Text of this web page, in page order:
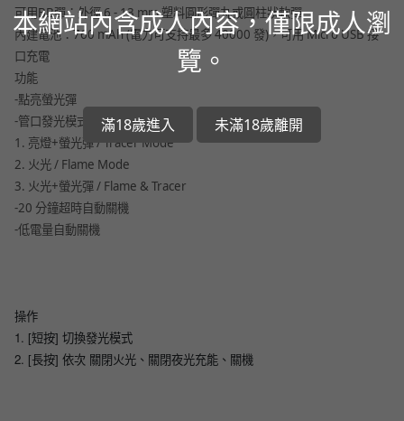
可用BB彈：外徑 6 - 13 mm 塑料圓形彈丸或圓柱狀軟彈
內建電池：760 mAh (電力可支持最多 40000 發)，可用 Micro USB 接
口充電
功能
-點亮螢光彈
-管口發光模式
1. 亮燈+螢光彈 / Tracer Mode
2. 火光 / Flame Mode
3. 火光+螢光彈 / Flame & Tracer
-20 分鐘超時自動關機
-低電量自動關機
操作
1. [短按] 切換發光模式
2. [長按] 依次 關閉火光、關閉夜光充能、關機
本網站內含成人內容，僅限成人瀏
覽。
滿18歲進入 未滿18歲離開